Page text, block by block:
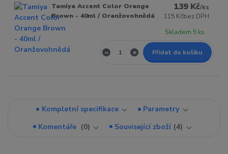
Tamiya Accent Color Orange
Brown - 40ml / Oranžovohnědá
139 Kč/ks
115 Kčbez DPH
Skladem 5 ks
Přidat do košíku
Kompletní specifikace
Parametry
Komentáře
0 Související zboží 4